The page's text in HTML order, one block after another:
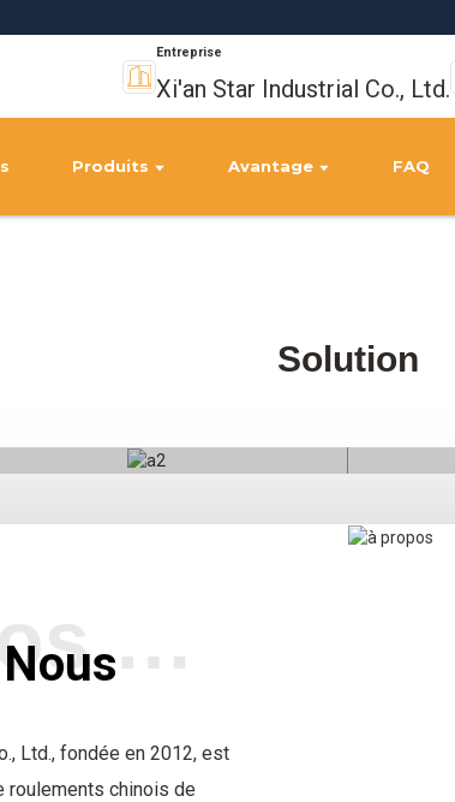
Entreprise
Xi'an Star Industrial Co., Ltd.
Produits Avantage FAQ
Solution
À Propos De Nous
Ltd., fondée en 2012, est
roulements chinois de